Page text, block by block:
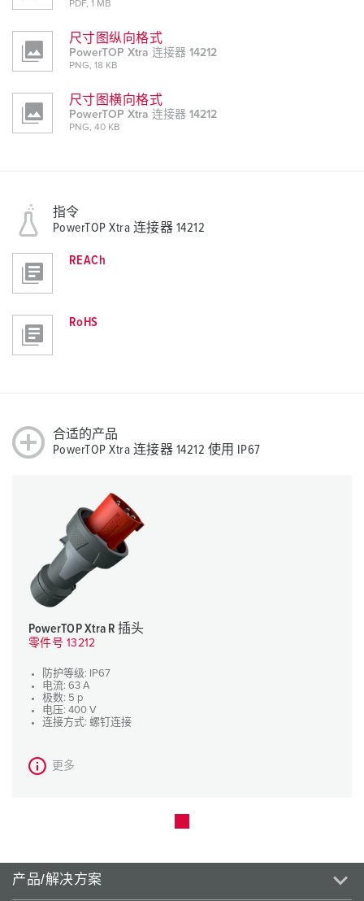
PDF, 1 MB
尺寸图纵向格式
PowerTOP Xtra 连接器 14212
PNG, 18 KB
尺寸图横向格式
PowerTOP Xtra 连接器 14212
PNG, 40 KB
指令
PowerTOP Xtra 连接器 14212
REACh
RoHS
合适的产品
PowerTOP Xtra 连接器 14212 使用 IP67
PowerTOP Xtra R 插头
零件号 13212
防护等级: IP67
电流: 63 A
极数: 5 p
电压: 400 V
连接方式: 螺钉连接
更多
产品/解决方案